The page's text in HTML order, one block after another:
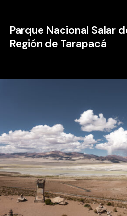
Parque Nacional Salar
Región de Tarapacá